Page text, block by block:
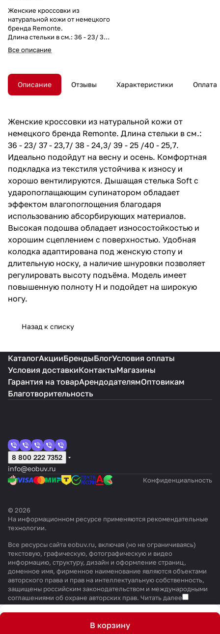
Женские кроссовки из
натуральной кожи от немецкого
бренда Remonte.
Длина стельки в см.: 36 - 23/ 37
- 23,7/ 38 - 24,3/ 39 - 25 /40 -
25,7.
осень. Комфортная подкладка
из текстиля устойчива к износу
и хорошо вентилируются.
эффектом влагопоглощения
благодаря использованию
абсорбирующих материалов.
Высокая подошва обладает
износостойкостью и хорошим
сцеплением с поверхностью.
Удобная колодка адаптирована
под женскую стопу и
длительную носку, а наличие
шнуровки позволяет
регулировать высоту подъёма.
Модель имеет повышенную
полноту Н и подойдет на
широкую ногу.
Все описание
Описание Отзывы Характеристики Оплата
Женские кроссовки из натуральной кожи от
немецкого бренда Remonte. Длина стельки в см.:
36 - 23/ 37 - 23,7/ 38 - 24,3/ 39 - 25 /40 - 25,7.
Идеально подойдут на весну и осень. Комфортная
подкладка из текстиля устойчива к износу и
хорошо вентилируются. Дышащая стелька Soft с
ударопоглащающим супинатором обладает
эффектом влагопоглощения благодаря
использованию абсорбирующих материалов.
Высокая подошва обладает износостойкостью и
хорошим сцеплением с поверхностью. Удобная
колодка адаптирована под женскую стопу и
длительную носку, а наличие шнуровки позволяет
регулировать высоту подъёма. Модель имеет
повышенную полноту Н и подойдет на широкую
ногу.
Назад к списку
В корзину
КаталогАкцииБрендыБлогУсловия оплаты
Условия доставкиКонтактыМагазины
Гарантия на товарАрендодателямОптовикам
Благотворительность
8 800 222 7352
info@eobuv.ru
Конфиденциальность
© 2026
На информационном ресурсе применяются рекомендательные
технологии.
Все ресурсы сайта eobuv.ru, включая (но не ограничиваясь)
текстовую, графическую, фотографическую и видео
информацию, структуру, дизайн и оформление страниц,
доменное имя, фирменное наименование являются объектами
авторского права и прав на интеллектуальную собственность,
защищены российским законодательством и международными
соглашениями об охране авторских прав. Читать далее